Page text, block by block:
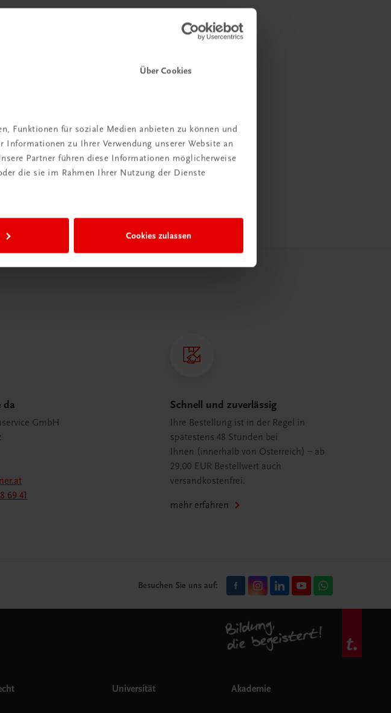
Über Cookies
Funktionen für soziale Medien anbieten zu können und
zu Ihrer Verwendung unserer Website an
Partner führen diese Informationen möglicherweise
die sie im Rahmen Ihrer Nutzung der Dienste
Cookies zulassen
da
GmbH
69 41
Schnell und zuverlässig
Ihre Bestellung ist in der Regel in
spätestens 48 Stunden bei
Ihnen (innerhalb von Österreich) – ab
29,00 EUR Bestellwert auch
versandkostenfrei.
mehr erfahren
Besuchen Sie uns auf:
Universität Akademie